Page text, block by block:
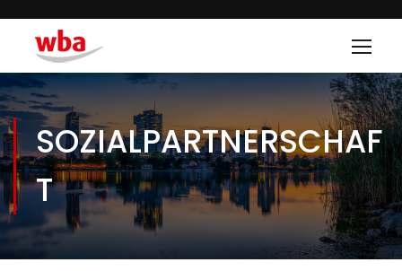
SOZIALPARTNERSCHAF
T